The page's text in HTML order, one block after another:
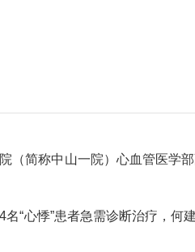
（简称中山一院）心血管医学
“心悸”患者急需诊断治疗，何